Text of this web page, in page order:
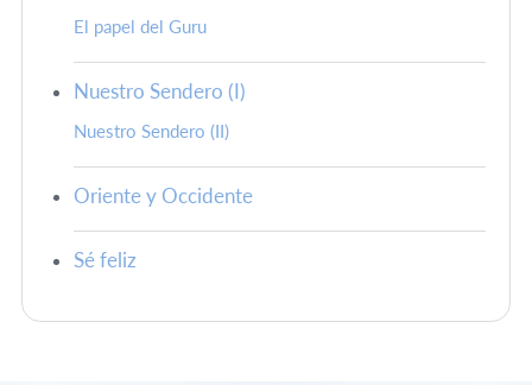
El papel del Guru
Nuestro Sendero (I)
Nuestro Sendero (II)
Oriente y Occidente
Sé feliz